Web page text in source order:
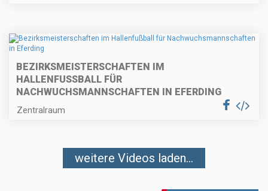
BEZIRKSMEISTERSCHAFTEN IM
HALLENFUSSBALL FÜR N
ACHWUCHSMANNSCHAFTEN IN EFERDING
Zentralraum
weitere Videos laden...